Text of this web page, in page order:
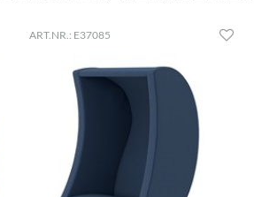
ART.NR.: E37085